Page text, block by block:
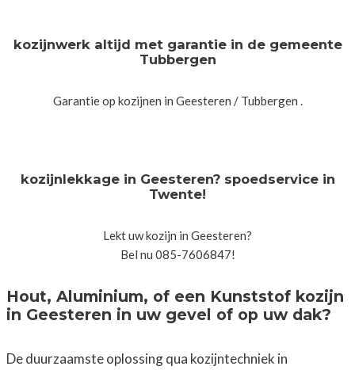
kozijnwerk altijd met garantie in de gemeente
Tubbergen
Garantie op kozijnen in Geesteren / Tubbergen .
kozijnlekkage in Geesteren? spoedservice in
Twente!
Lekt uw kozijn in Geesteren?
Bel nu 085-7606847!
Hout, Aluminium, of een Kunststof kozijn
in Geesteren in uw gevel of op uw dak?
De duurzaamste oplossing qua kozijntechniek in